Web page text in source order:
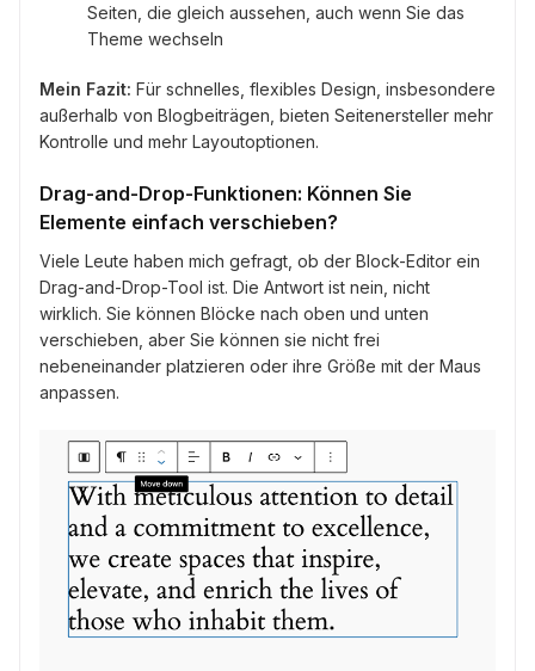
Seiten, die gleich aussehen, auch wenn Sie das
Theme wechseln
Mein Fazit: Für schnelles, flexibles Design, insbesondere
außerhalb von Blogbeiträgen, bieten Seitenersteller mehr
Kontrolle und mehr Layoutoptionen.
Drag-and-Drop-Funktionen: Können Sie
Elemente einfach verschieben?
Viele Leute haben mich gefragt, ob der Block-Editor ein
Drag-and-Drop-Tool ist. Die Antwort ist nein, nicht
wirklich. Sie können Blöcke nach oben und unten
verschieben, aber Sie können sie nicht frei
nebeneinander platzieren oder ihre Größe mit der Maus
anpassen.